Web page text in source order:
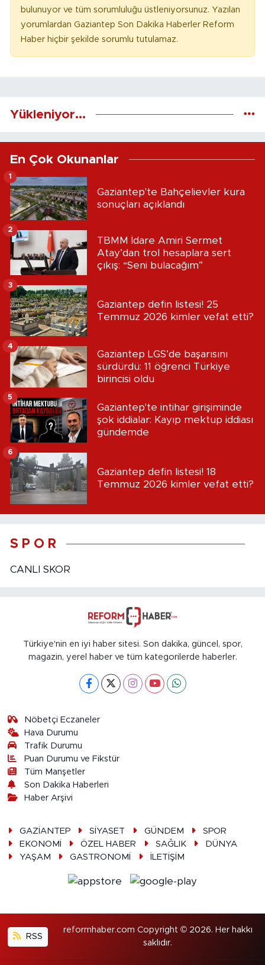
bulunuyor ve tüm sorumluluğu üstleniyorsunuz. Yazılan
yorumlardan Gaziantep Son Dakika Haberler Reform
Haber hiçbir şekilde sorumlu tutulamaz.
Yükleniyor...
En Çok Okunanlar
Gaziantep'te Bahçelievler kura
sonuçları açıklandı
1
TBMM İdare Amiri Sermet
Atay’dan trol hesaplara sert
çıkış: “Seni bulacağım”
2
Gaziantep defin listesi! 25
Temmuz 2026 kimler vefat etti?
3
Gaziantep LGS’de başarısını
sürdürdü: 11 öğrenci Türkiye
birincisi oldu
4
Gaziantep'te intihar girişiminde
şok iddialar: Kayıp mektup iddiası
gündemde
5
Gaziantep defin listesi! 18
Temmuz 2026 kimler vefat etti?
6
S P O R
CANLI SKOR
Türkiye'nin en iyi haber sitesi. Son dakika, güncel, spor,
magazin, yerel haber ve tüm kategorilerde haberler.
Nöbetçi Eczaneler
Hava Durumu
Trafik Durumu
Puan Durumu ve Fikstür
Tüm Manşetler
Son Dakika Haberleri
Haber Arşivi
GAZİANTEP SİYASET GÜNDEM
SPOR
EKONOMİ
ÖZEL HABER SAĞLIK
DÜNYA
YAŞAM
GASTRONOMİ İLETİŞİM
RSS
reformhaber.com Copyright © 2026. Her hakkı
saklıdır.